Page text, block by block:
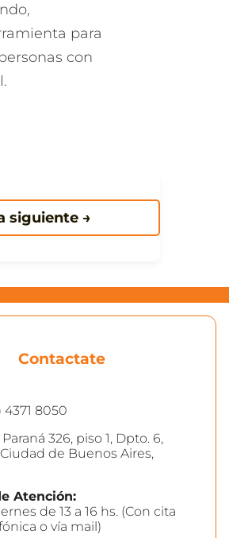
para
con
siguiente →
Contactate
4371 8050
Paraná 326, piso 1, Dpto. 6,
Ciudad de Buenos Aires,
Atención:
de 13 a 16 hs. (Con cita
o vía mail)